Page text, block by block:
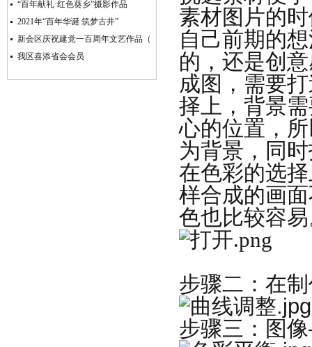
“百年献礼·红色葵乡”摄影作品
2021年“百年华诞 筑梦古井”
新会区庆祝建党一百周年文艺作品（
我区喜添省会会员
素材图片的
自己前期的
的，还是创
成图，需要
择上，背景
心的位置，
为背景，同
在色彩的选
样合成的画
色也比较容
步骤二：在
步骤三：图像